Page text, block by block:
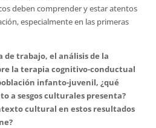
deben comprender y estar atentos
especialmente en las primeras
de trabajo, el análisis de la
la terapia cognitivo-conductual
infanto-juvenil, ¿qué
a sesgos culturales presenta?
cultural en estos resultados
?